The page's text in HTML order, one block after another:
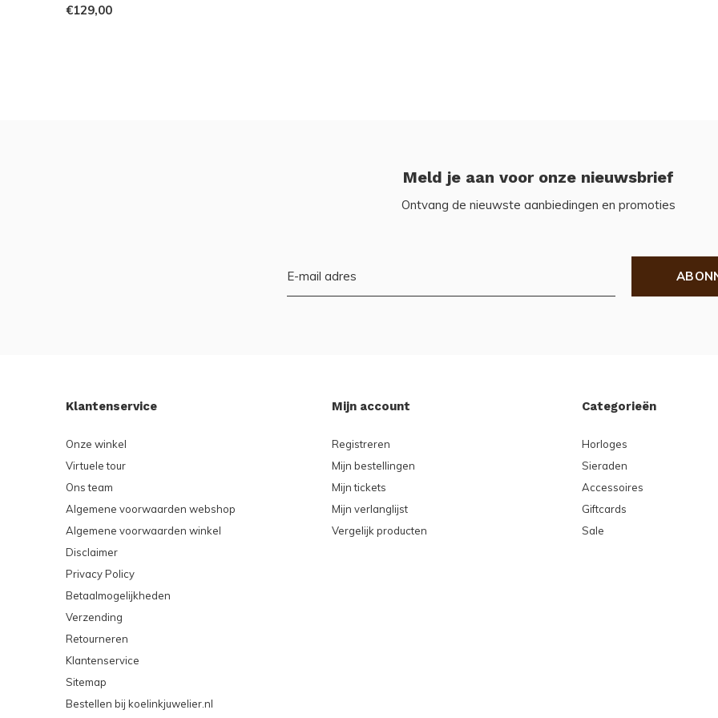
€129,00
Meld je aan voor onze nieuwsbrief
Ontvang de nieuwste aanbiedingen en promoties
Klantenservice
Onze winkel
Virtuele tour
Ons team
Algemene voorwaarden webshop
Algemene voorwaarden winkel
Disclaimer
Privacy Policy
Betaalmogelijkheden
Verzending
Retourneren
Klantenservice
Sitemap
Bestellen bij koelinkjuwelier.nl
Mijn account
Registreren
Mijn bestellingen
Mijn tickets
Mijn verlanglijst
Vergelijk producten
Categorieën
Horloges
Sieraden
Accessoires
Giftcards
Sale